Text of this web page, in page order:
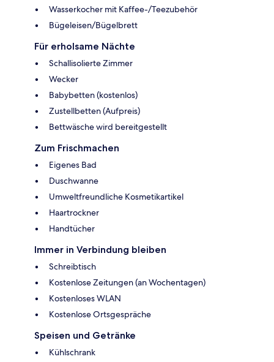
Wasserkocher mit Kaffee-/Teezubehör
Bügeleisen/Bügelbrett
Für erholsame Nächte
Schallisolierte Zimmer
Wecker
Babybetten (kostenlos)
Zustellbetten (Aufpreis)
Bettwäsche wird bereitgestellt
Zum Frischmachen
Eigenes Bad
Duschwanne
Umweltfreundliche Kosmetikartikel
Haartrockner
Handtücher
Immer in Verbindung bleiben
Schreibtisch
Kostenlose Zeitungen (an Wochentagen)
Kostenloses WLAN
Kostenlose Ortsgespräche
Speisen und Getränke
Kühlschrank